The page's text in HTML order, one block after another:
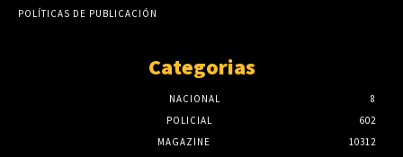
POLÍTICAS DE PUBLICACIÓN
Categorias
NACIONAL
8
POLICIAL
602
MAGAZINE
10312